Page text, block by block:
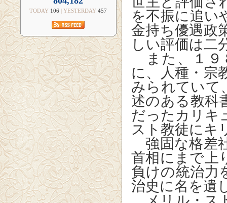
を不振に追い
金持ち優遇政
しい評価は二
また、１９
に、人種・宗
みられていて
述のある教科
だったカリキ
スト教徒にキ
強固な格差
首相にまで上
負けの統治力
治史に名を遺
TODAY 106| YESTERDAY 457